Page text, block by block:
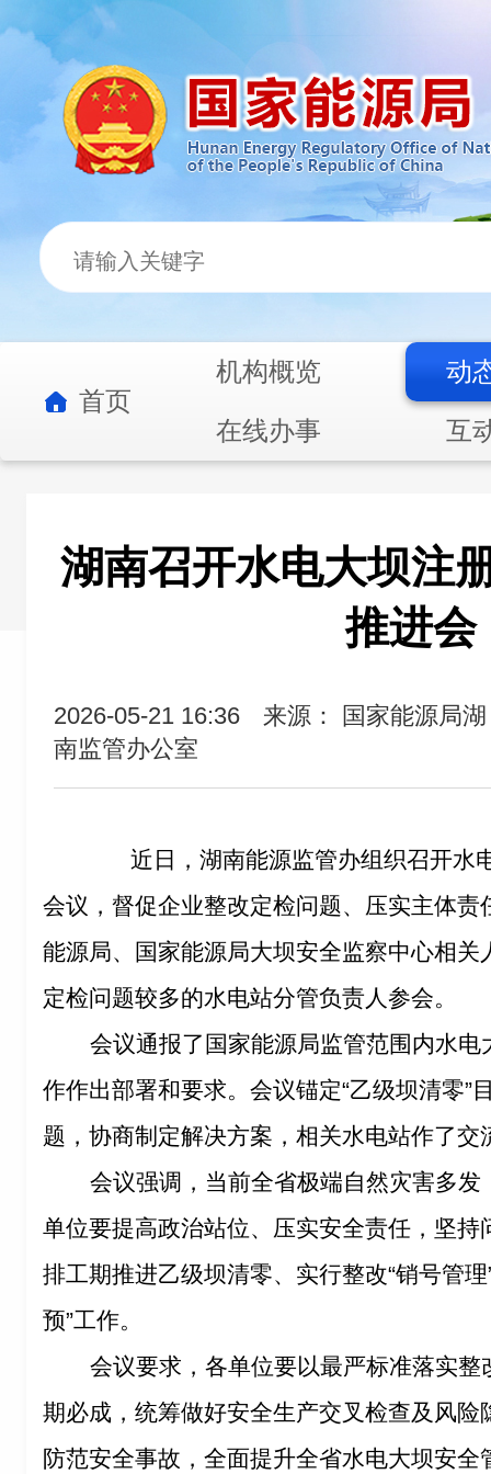
首页
机构概览
动
在线办事
互
湖南召开水电大坝注
推进会
2026-05-21 16:36
来源： 国家能源局湖
南监管办公室
近日，湖南能源监管办组织召开水
会议，督促企业整改定检问题、压实主体责
能源局、国家能源局大坝安全监察中心相
定检问题较多的水电站分管负责人参会。
会议通报了国家能源局监管范围内水电
作作出部署和要求。会议锚定“乙级坝清零”
题，协商制定解决方案，相关水电站作了交
会议强调，当前全省极端自然灾害多
单位要提高政治站位、压实安全责任，坚
排工期推进乙级坝清零、实行整改“销号管
预”工作。
会议要求，各单位要以最严标准落实整
期必成，统筹做好安全生产交叉检查及风
防范安全事故，全面提升全省水电大坝安全